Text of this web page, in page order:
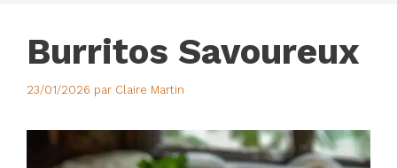
Burritos Savoureux
23/01/2026 par Claire Martin